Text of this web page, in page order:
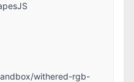
withered-rgb-